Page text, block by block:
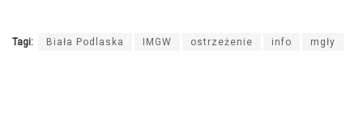
Tagi: Biała Podlaska IMGW ostrzeżenie info mgły